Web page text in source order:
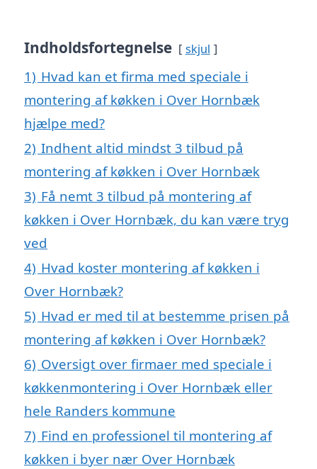
Indholdsfortegnelse skjul
1) Hvad kan et firma med speciale i
montering af køkken i Over Hornbæk
hjælpe med?
2) Indhent altid mindst 3 tilbud på
montering af køkken i Over Hornbæk
3) Få nemt 3 tilbud på montering af
køkken i Over Hornbæk, du kan være tryg
ved
4) Hvad koster montering af køkken i
Over Hornbæk?
5) Hvad er med til at bestemme prisen på
montering af køkken i Over Hornbæk?
6) Oversigt over firmaer med speciale i
køkkenmontering i Over Hornbæk eller
hele Randers kommune
7) Find en professionel til montering af
køkken i byer nær Over Hornbæk